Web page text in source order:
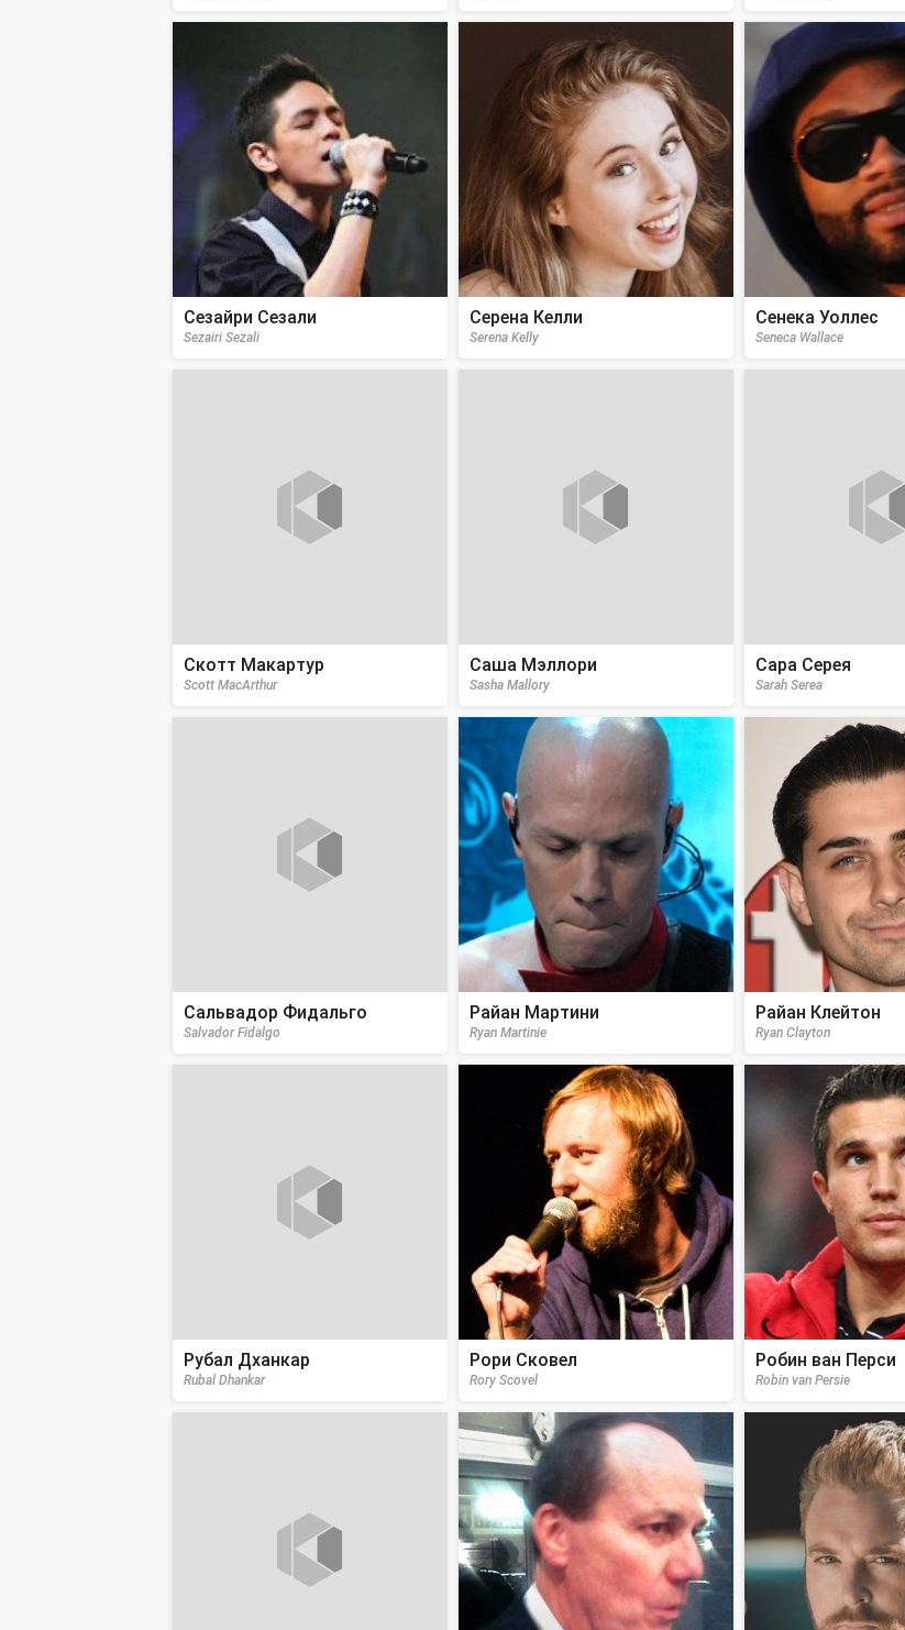
Сезайри Сезали
Sezairi Sezali
Серена Келли
Serena Kelly
Сенека Уоллес
Seneca Wallace
Скотт Макартур
Scott MacArthur
Саша Мэллори
Sasha Mallory
Сара Серея
Sarah Serea
Сальвадор Фидальго
Salvador Fidalgo
Райан Мартини
Ryan Martinie
Райан Клейтон
Ryan Clayton
Рубал Дханкар
Rubal Dhankar
Рори Сковел
Rory Scovel
Робин ван Перси
Robin van Persie